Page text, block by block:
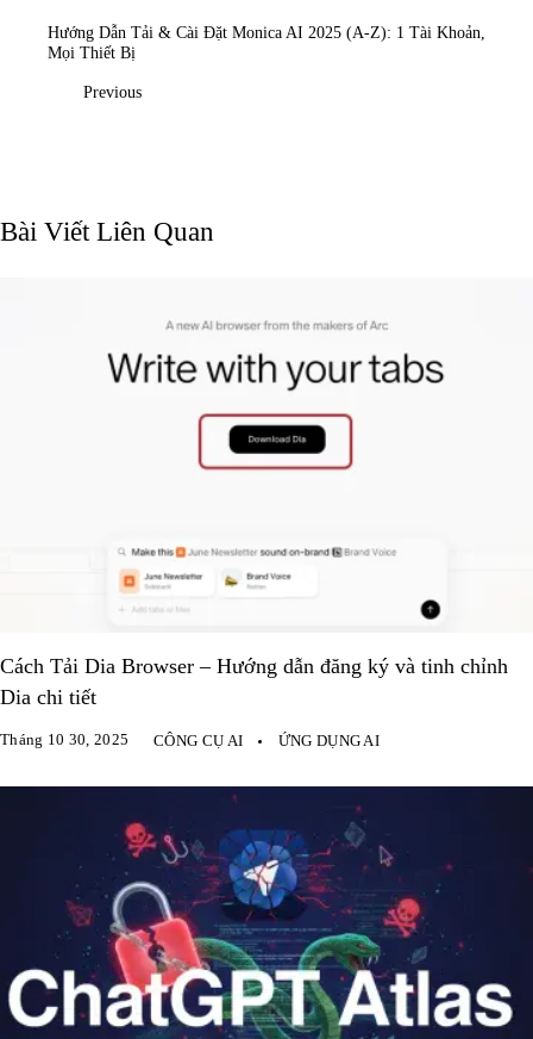
Hướng Dẫn Tải & Cài Đặt Monica AI 2025 (A-Z): 1 Tài Khoản,
Mọi Thiết Bị
Previous
Bài Viết Liên Quan
Cách Tải Dia Browser – Hướng dẫn đăng ký và tinh chỉnh
Dia chi tiết
Tháng 10 30, 2025 CÔNG CỤ AI ỨNG DỤNG AI